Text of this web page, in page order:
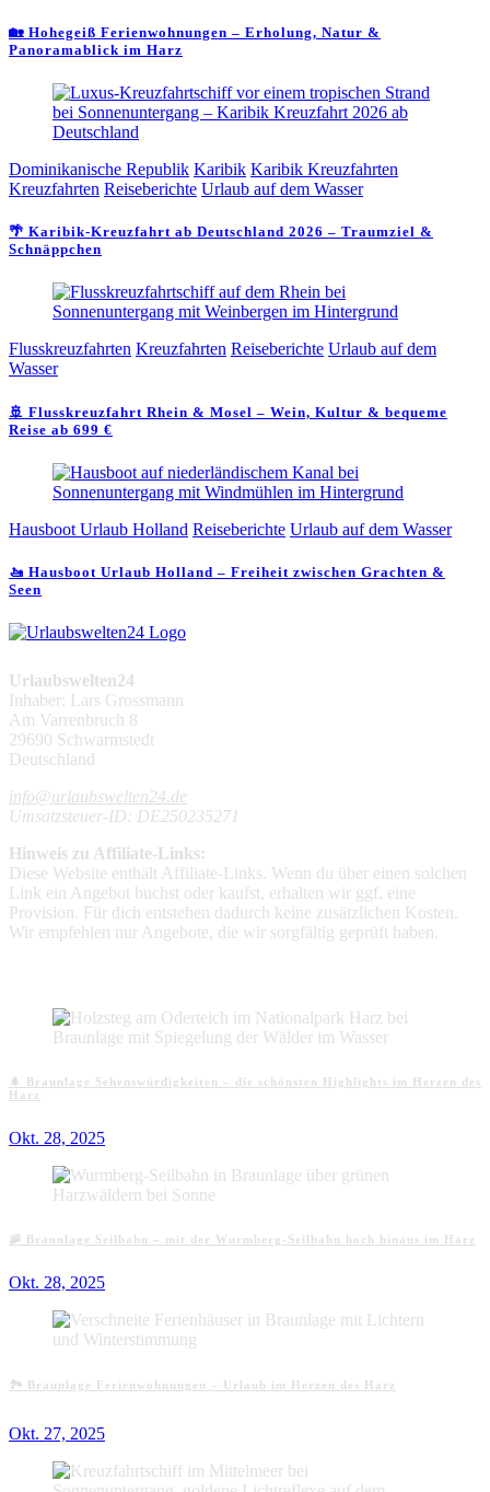
🏡 Hohegeiß Ferienwohnungen – Erholung, Natur &
Panoramablick im Harz
Dominikanische Republik Karibik Karibik Kreuzfahrten
Kreuzfahrten Reiseberichte Urlaub auf dem Wasser
🌴 Karibik-Kreuzfahrt ab Deutschland 2026 – Traumziel &
Schnäppchen
Flusskreuzfahrten Kreuzfahrten Reiseberichte Urlaub auf dem
Wasser
🚢 Flusskreuzfahrt Rhein & Mosel – Wein, Kultur & bequeme
Reise ab 699 €
Hausboot Urlaub Holland Reiseberichte Urlaub auf dem Wasser
🚤 Hausboot Urlaub Holland – Freiheit zwischen Grachten &
Seen
Urlaubswelten24
Inhaber: Lars Grossmann
Am Varrenbruch 8
29690 Schwarmstedt
Deutschland
info@urlaubswelten24.de
Umsatzsteuer-ID: DE250235271
Hinweis zu Affiliate-Links:
Diese Website enthält Affiliate-Links. Wenn du über einen solchen
Link ein Angebot buchst oder kaufst, erhalten wir ggf. eine
Provision. Für dich entstehen dadurch keine zusätzlichen Kosten.
Wir empfehlen nur Angebote, die wir sorgfältig geprüft haben.
🌲 Braunlage Sehenswürdigkeiten – die schönsten Highlights im Herzen des
Harz
Okt. 28, 2025
🚠 Braunlage Seilbahn – mit der Wurmberg-Seilbahn hoch hinaus im Harz
Okt. 28, 2025
🏞️ Braunlage Ferienwohnungen – Urlaub im Herzen des Harz
Okt. 27, 2025